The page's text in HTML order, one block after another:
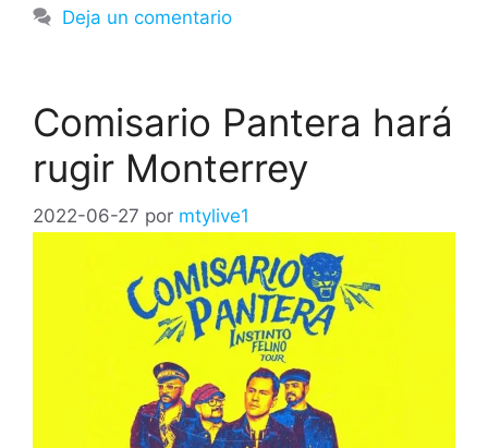
Deja un comentario
Comisario Pantera hará
rugir Monterrey
2022-06-27 por mtylive1